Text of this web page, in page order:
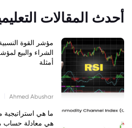
أحدث المقالات
أمثلة
Ahmed Abushar
هي معادلة حساب